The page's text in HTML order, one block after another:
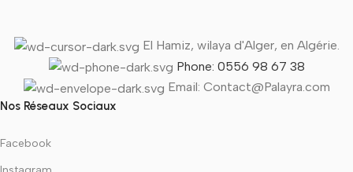
El Hamiz, wilaya d'Alger, en Algérie.
Phone: 0556 98 67 38
Email: Contact@Palayra.com
Nos Réseaux Sociaux
Facebook